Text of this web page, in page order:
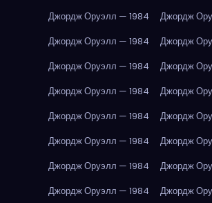
Джордж Оруэлл — 1984
Джордж
Джордж Оруэлл — 1984
Джордж
Джордж Оруэлл — 1984
Джордж
Джордж Оруэлл — 1984
Джордж
Джордж Оруэлл — 1984
Джордж
Джордж Оруэлл — 1984
Джордж
Джордж Оруэлл — 1984
Джордж
Джордж Оруэлл — 1984
Джордж